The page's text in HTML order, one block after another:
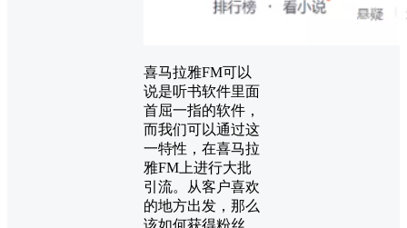
喜马拉雅FM可以
说是听书软件里面
首屈一指的软件，
而我们可以通过这
一特性，在喜马拉
雅FM上进行大批
引流。从客户喜欢
的地方出发，那么
该如何获得粉丝